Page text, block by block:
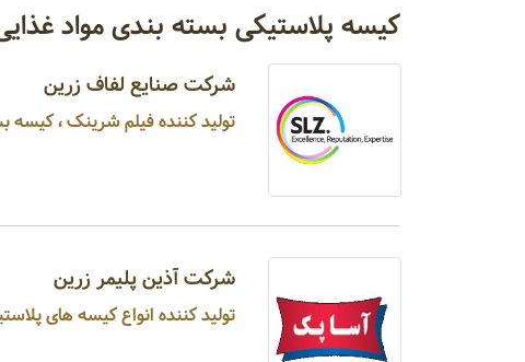
کیسه پلاستیکی بسته بندی مواد
شرکت صنایع لفاف زرین
تولید کننده فیلم شرینک ،
شرکت آذین پلیمر زرین
تولید کننده انواع کیسه های